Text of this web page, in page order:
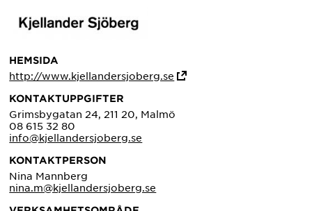
HEMSIDA
http://www.kjellandersjoberg.se
KONTAKTUPPGIFTER
Grimsbygatan 24, 211 20, Malmö
08 615 32 80
info@kjellandersjoberg.se
KONTAKTPERSON
Nina Mannberg
nina.m@kjellandersjoberg.se